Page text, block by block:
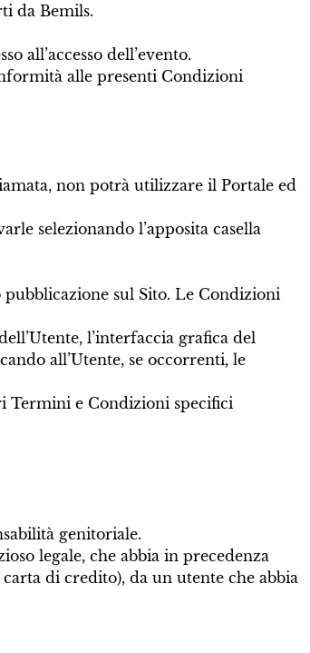
da Bemils.
all’accesso dell’evento.
alle presenti Condizioni
non potrà utilizzare il Portale ed
selezionando l’apposita casella
sul Sito. Le Condizioni
l’interfaccia grafica del
all’Utente, se occorrenti, le
Termini e Condizioni specifici
genitoriale.
legale, che abbia in precedenza
di credito), da un utente che abbia